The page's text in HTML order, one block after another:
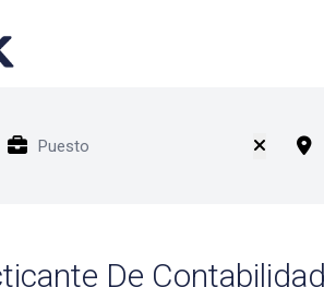
De Contabilidad